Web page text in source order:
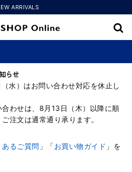
ARRIVALS
らせ
水）はお問い合わせ対応を休止し
わせは、8月13日（木）以降に順
注文は通常通り承ります。
あるご質問 」「お買い物ガイド 」を